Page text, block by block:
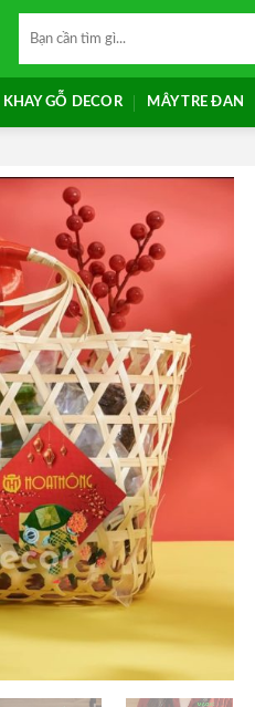
for:
KHAY GỖ DECOR MÂY TRE ĐAN